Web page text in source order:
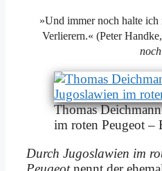
»Und im­mer noch hal­te ich
Ver­lie­rern.« (Pe­ter Hand­ke,
Tho­mas
im ro­ten Peu­geot –
Durch Ju­go­sla­wi­en im